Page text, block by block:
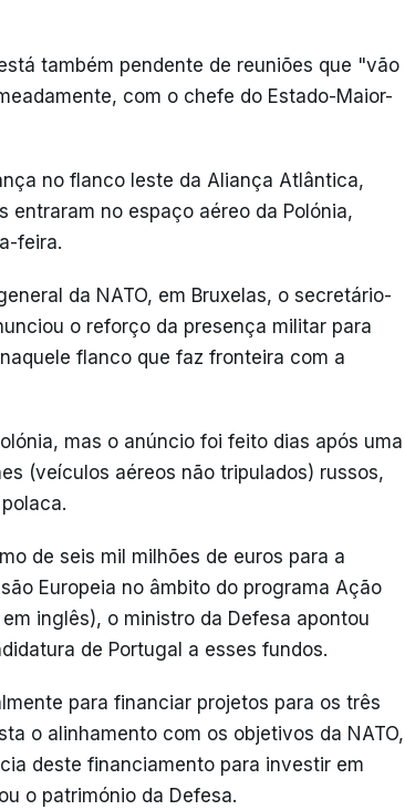
também pendente de reuniões que "vão
com o chefe do Estado-Maior-
no flanco leste da Aliança Atlântica,
entraram no espaço aéreo da Polónia,
feira.
da NATO, em Bruxelas, o secretário-
o reforço da presença militar para
flanco que faz fronteira com a
mas o anúncio foi feito dias após uma
(veículos aéreos não tripulados) russos,
de seis mil milhões de euros para a
Europeia no âmbito do programa Ação
inglês), o ministro da Defesa apontou
de Portugal a esses fundos.
para financiar projetos para os três
o alinhamento com os objetivos da NATO,
deste financiamento para investir em
o património da Defesa.